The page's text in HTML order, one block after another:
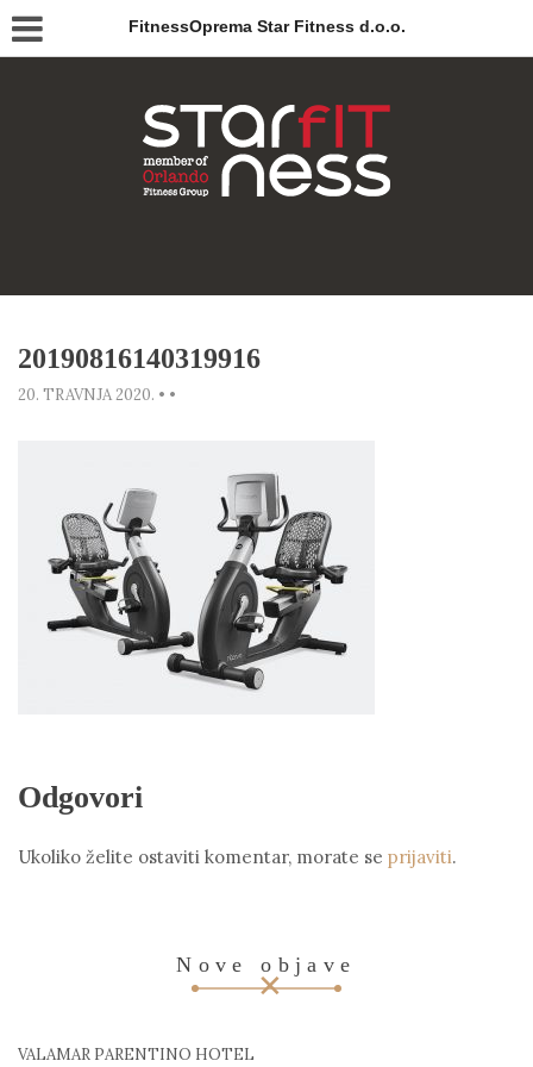
FitnessOprema Star Fitness d.o.o.
20190816140319916
20. TRAVNJA 2020. • •
Odgovori
Ukoliko želite ostaviti komentar, morate se prijaviti.
Nove objave
VALAMAR PARENTINO HOTEL